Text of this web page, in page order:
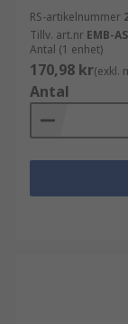
RS-artikelnummer
Tillv. art.nr EMB-
Antal (1 enhet)
170,98 kr(exkl.
Antal